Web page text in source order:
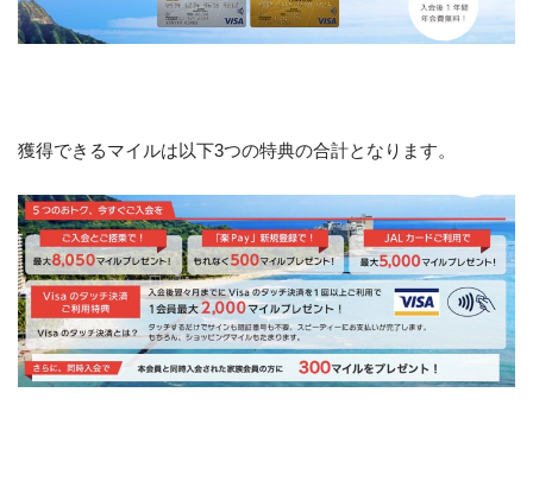
獲得できるマイルは以下3つの特典の合計となります。